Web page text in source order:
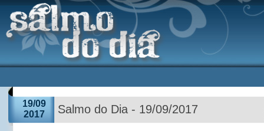
19/09
2017
Salmo do Dia - 19/09/2017